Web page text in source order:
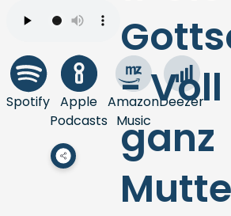
Spotify Apple
Podcasts
Amazon
Music
Deezer
-
ganz